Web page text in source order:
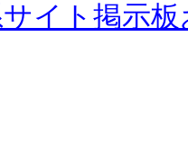
イト掲示